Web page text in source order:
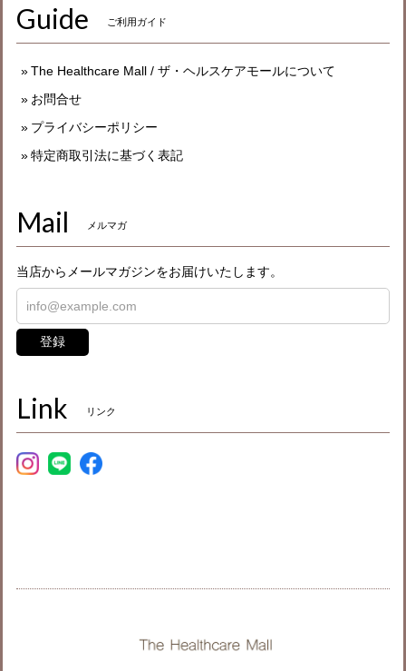
Guide ご利用ガイド
The Healthcare Mall / ザ・ヘルスケアモールについて
お問合せ
プライバシーポリシー
特定商取引法に基づく表記
Mail メルマガ
当店からメールマガジンをお届けいたします。
登録
Link リンク